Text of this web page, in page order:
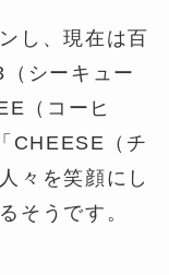
し、現在は百
シーキュー
（コーヒ
CHEESE（チ
々を笑顔にし
そうです。